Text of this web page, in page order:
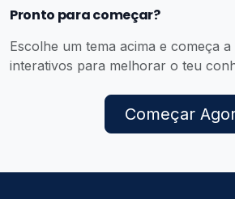
Pronto para começar?
Escolhe um tema acima e começa
interativos para melhorar o teu
Começar